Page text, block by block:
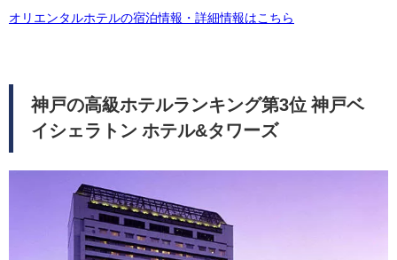
オリエンタルホテルの宿泊情報・詳細情報はこちら
神戸の高級ホテルランキング第3位 神戸ベ
イシェラトン ホテル&タワーズ